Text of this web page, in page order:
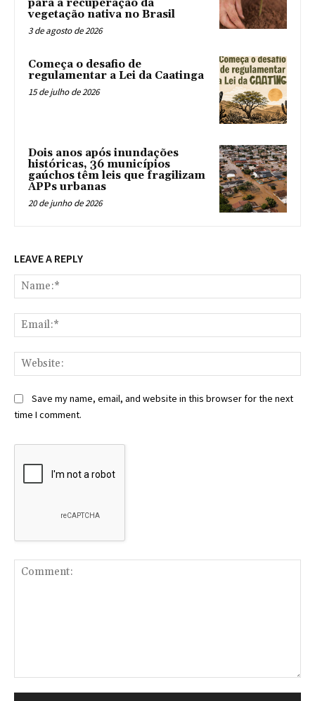
para a recuperação da
vegetação nativa no Brasil
3 de agosto de 2026
Começa o desafio de
regulamentar a Lei da Caatinga
15 de julho de 2026
Dois anos após inundações
históricas, 36 municípios
gaúchos têm leis que fragilizam
APPs urbanas
20 de junho de 2026
LEAVE A REPLY
Save my name, email, and website in this browser for the next
time I comment.